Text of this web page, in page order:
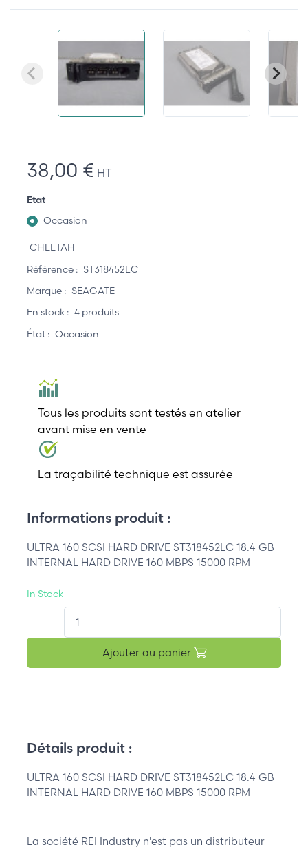
38,00 € HT
Etat
Occasion
CHEETAH
Référence : ST318452LC
Marque : SEAGATE
En stock : 4 produits
État : Occasion
Tous les produits sont testés en atelier
avant mise en vente
La traçabilité technique est assurée
Informations produit :
ULTRA 160 SCSI HARD DRIVE ST318452LC 18.4 GB
INTERNAL HARD DRIVE 160 MBPS 15000 RPM
In Stock
Ajouter au panier
Détails produit :
ULTRA 160 SCSI HARD DRIVE ST318452LC 18.4 GB
INTERNAL HARD DRIVE 160 MBPS 15000 RPM
La société REI Industry n'est pas un distributeur